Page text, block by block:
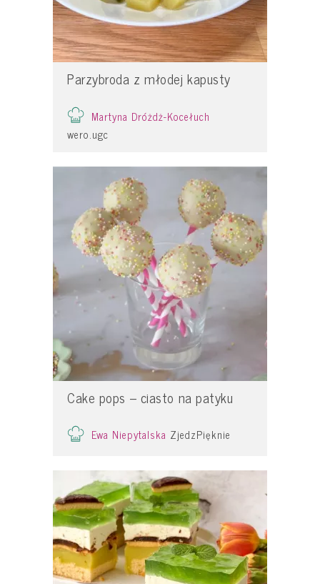
Parzybroda z młodej kapusty
Martyna Dróżdż-Kocełuch
wero.ugc
Cake pops – ciasto na patyku
Ewa Niepytalska ZjedzPięknie